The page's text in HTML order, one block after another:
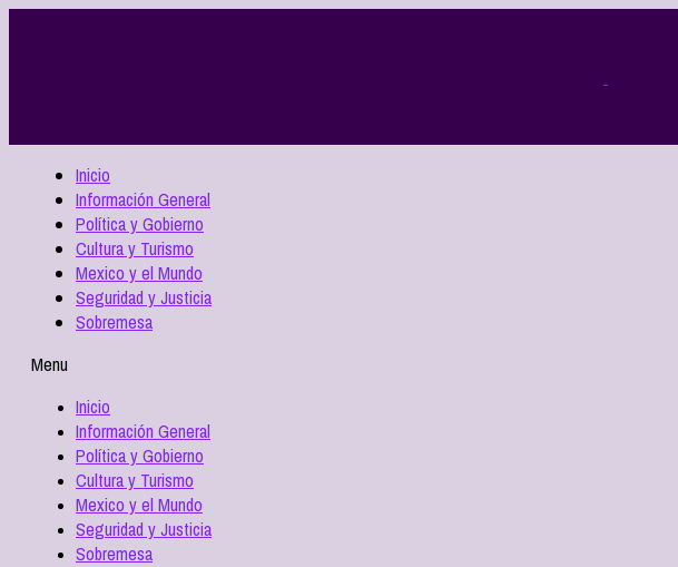
Inicio
Información General
Política y Gobierno
Cultura y Turismo
Mexico y el Mundo
Seguridad y Justicia
Sobremesa
Menu
Inicio
Información General
Política y Gobierno
Cultura y Turismo
Mexico y el Mundo
Seguridad y Justicia
Sobremesa